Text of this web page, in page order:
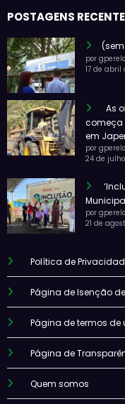
POSTAGENS
por
17 de abril
As
começa
em
por
24 de
por
21 de
Política de
Página de Isenção
Página de termos de
Página de
Quem somos